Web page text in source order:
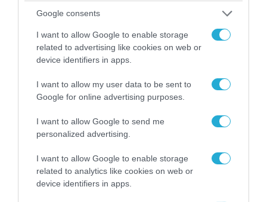
Google consents
I want to allow Google to enable storage
related to advertising like cookies on web or
device identifiers in apps.
I want to allow my user data to be sent to
Google for online advertising purposes.
I want to allow Google to send me
personalized advertising.
I want to allow Google to enable storage
related to analytics like cookies on web or
device identifiers in apps.
Κλιμακώνουν οι Χούθι: Eξαπέλυσαν επιθέσεις
κατά στρατιωτικών δυνάμεων στην Υεμένη –
Πλήγματα & στη Σαουδική Αραβία!